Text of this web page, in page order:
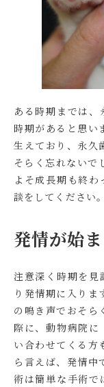
ある時期までは、
時期があると思い
生えており、永久
そらく忘れない
よそ成長期も終
談をしてください。
発情が始
注意深く時期を見
り発情期に入り
の鳴き声でおそら
際に、動物病院
い合わせてくる方
ら言えば、発情中
術は簡単な手術で